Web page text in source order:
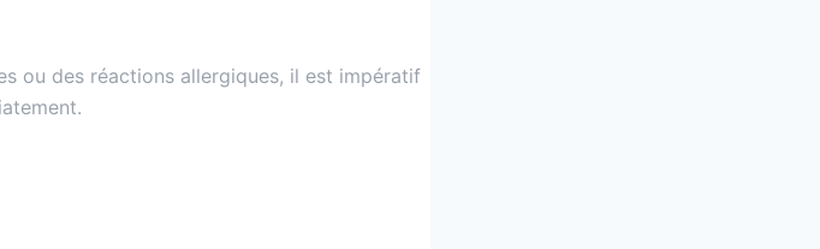
ou des réactions allergiques, il est impératif